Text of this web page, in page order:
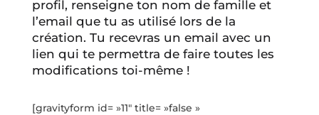
profil, renseigne ton nom de famille et
l’email que tu as utilisé lors de la
création. Tu recevras un email avec un
lien qui te permettra de faire toutes les
modifications toi-même !
[gravityform id= »11″ title= »false »